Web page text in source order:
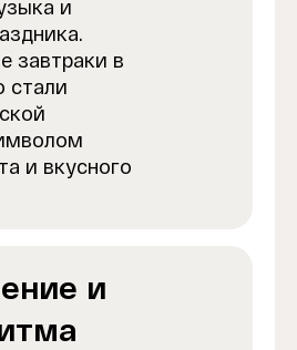
и
завтраки в
стали
и вкусного
и